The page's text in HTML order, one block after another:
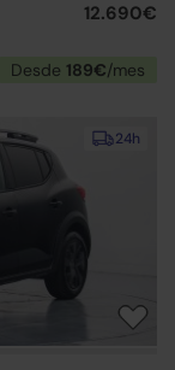
12.690€
Desde 189€/mes
24h